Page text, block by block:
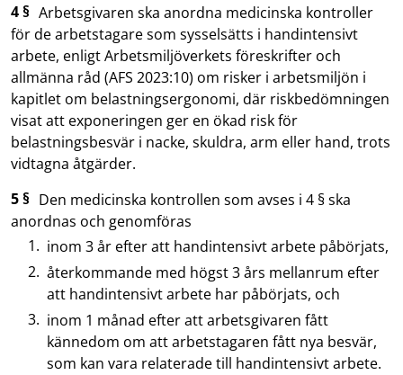
4 § Arbetsgivaren ska anordna medicinska kontroller
för de arbetstagare som sysselsätts i handintensivt
arbete, enligt Arbetsmiljöverkets föreskrifter och
allmänna råd (AFS 2023:10) om risker i arbetsmiljön i
kapitlet om belastningsergonomi, där riskbedömningen
visat att exponeringen ger en ökad risk för
belastningsbesvär i nacke, skuldra, arm eller hand, trots
vidtagna åtgärder.
5 § Den medicinska kontrollen som avses i 4 § ska
anordnas och genomföras
inom 3 år efter att handintensivt arbete påbörjats,
återkommande med högst 3 års mellanrum efter
att handintensivt arbete har påbörjats, och
inom 1 månad efter att arbetsgivaren fått
kännedom om att arbetstagaren fått nya besvär,
som kan vara relaterade till handintensivt arbete.